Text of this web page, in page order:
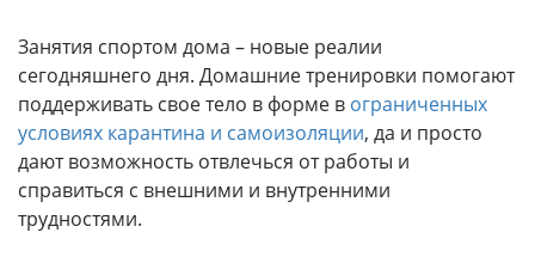
Занятия спортом дома – новые реалии
сегодняшнего дня. Домашние тренировки помогают
поддерживать свое тело в форме в ограниченных
условиях карантина и самоизоляции, да и просто
дают возможность отвлечься от работы и
справиться с внешними и внутренними
трудностями.